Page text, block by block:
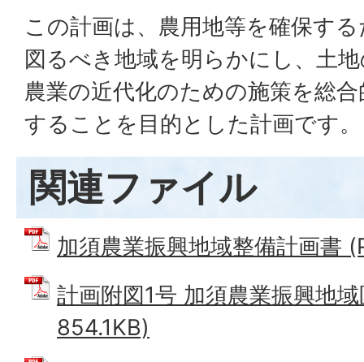
この計画は、農用地等を確保す
図るべき地域を明らかにし、土
農業の近代化のための施策を総
することを目的とした計画です。
関連ファイル
加須農業振興地域整備計画書
計画附図1号 加須農業振興地
854.1KB)